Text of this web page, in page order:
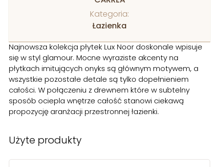
Kategoria:
Łazienka
Najnowsza kolekcja płytekLux Noordoskonale wpisuje
się w styl glamour. Mocne wyraziste akcenty na
płytkach imitujących onyks są głównym motywem, a
wszystkie pozostałe detale są tylko dopełnieniem
całości. W połączeniu z drewnem które w subtelny
sposób ociepla wnętrze całość stanowi ciekawą
propozycję aranżacji przestronnej łazienki.
Użyte produkty